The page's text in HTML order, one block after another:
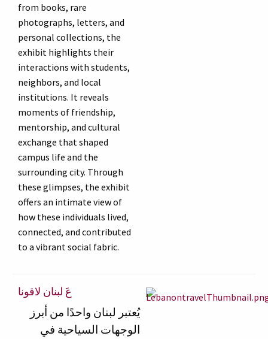
from books, rare
photographs, letters, and
personal collections, the
exhibit highlights their
interactions with students,
neighbors, and local
institutions. It reveals
moments of friendship,
mentorship, and cultural
exchange that shaped
campus life and the
surrounding city. Through
these glimpses, the exhibit
offers an intimate view of
how these individuals lived,
connected, and contributed
to a vibrant social fabric.
عَ لبنان لاقونا
يُعتبر لبنان واحدًا من أبرز
الوجهات السياحية في